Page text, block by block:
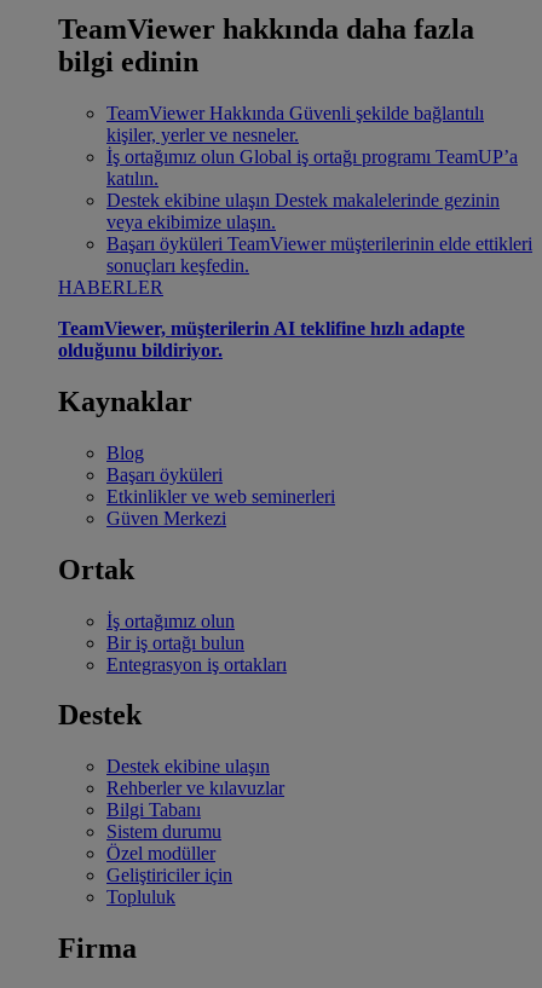
TeamViewer hakkında daha fazla
bilgi edinin
TeamViewer Hakkında Güvenli şekilde bağlantılı
kişiler, yerler ve nesneler.
İş ortağımız olun Global iş ortağı programı TeamUP’a
katılın.
Destek ekibine ulaşın Destek makalelerinde gezinin
veya ekibimize ulaşın.
Başarı öyküleri TeamViewer müşterilerinin elde ettikleri
sonuçları keşfedin.
HABERLER
TeamViewer, müşterilerin AI teklifine hızlı adapte
olduğunu bildiriyor.
Kaynaklar
Blog
Başarı öyküleri
Etkinlikler ve web seminerleri
Güven Merkezi
Ortak
İş ortağımız olun
Bir iş ortağı bulun
Entegrasyon iş ortakları
Destek
Destek ekibine ulaşın
Rehberler ve kılavuzlar
Bilgi Tabanı
Sistem durumu
Özel modüller
Geliştiriciler için
Topluluk
Firma